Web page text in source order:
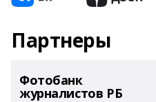
Партнеры
Фотобанк
журналистов РБ